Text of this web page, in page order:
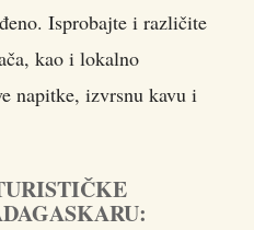
Isprobajte i različite
kao i lokalno
napitke, izvrsnu kavu i